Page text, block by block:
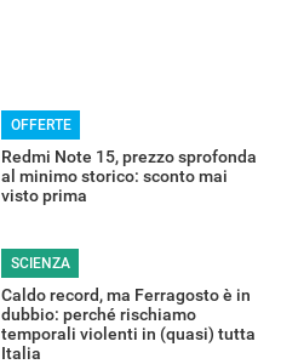
OFFERTE
Redmi Note 15, prezzo sprofonda
al minimo storico: sconto mai
visto prima
SCIENZA
Caldo record, ma Ferragosto è in
dubbio: perché rischiamo
temporali violenti in (quasi) tutta
Italia